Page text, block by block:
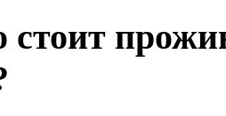
стоит